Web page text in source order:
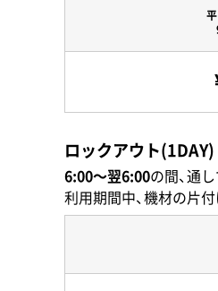
ロックアウト(1DAY)
6:00〜翌6:00の間、通
利用期間中、機材の片